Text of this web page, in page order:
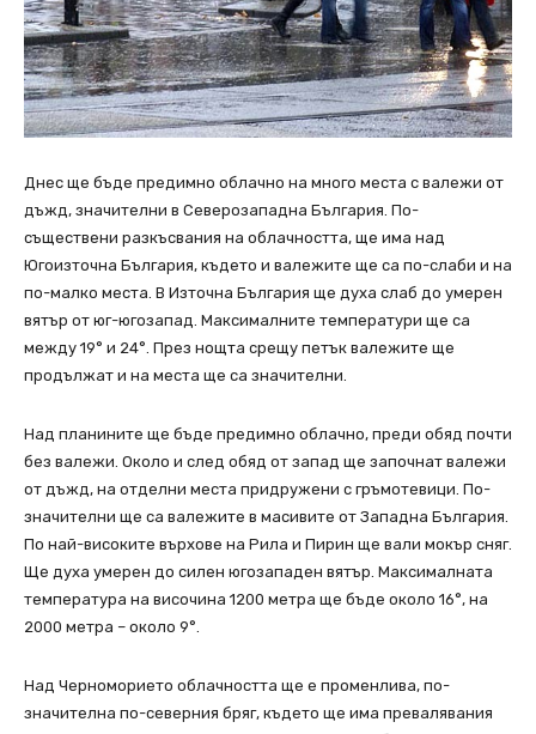
Днес ще бъде предимно облачно на много места с валежи от
дъжд, значителни в Северозападна България. По-
съществени разкъсвания на облачността, ще има над
Югоизточна България, където и валежите ще са по-слаби и на
по-малко места. В Източна България ще духа слаб до умерен
вятър от юг-югозапад. Максималните температури ще са
между 19° и 24°. През нощта срещу петък валежите ще
продължат и на места ще са значителни.
Над планините ще бъде предимно облачно, преди обяд почти
без валежи. Около и след обяд от запад ще започнат валежи
от дъжд, на отделни места придружени с гръмотевици. По-
значителни ще са валежите в масивите от Западна България.
По най-високите върхове на Рила и Пирин ще вали мокър сняг.
Ще духа умерен до силен югозападен вятър. Максималната
температура на височина 1200 метра ще бъде около 16°, на
2000 метра – около 9°.
Над Черноморието облачността ще е променлива, по-
значителна по-северния бряг, където ще има превалявания